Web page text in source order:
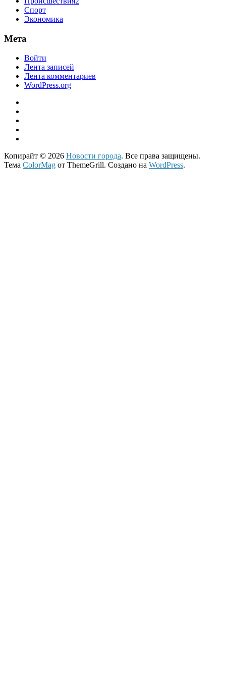
Спорт
Экономика
Мета
Войти
Лента записей
Лента комментариев
WordPress.org
Копирайт © 2026 Новости города. Все права защищены.
Тема ColorMag от ThemeGrill. Создано на WordPress.